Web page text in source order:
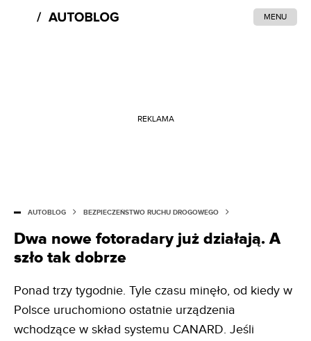
MENU
REKLAMA
AUTOBLOG BEZPIECZEŃSTWO RUCHU DROGOWEGO
Dwa nowe fotoradary już działają. A
szło tak dobrze
Ponad trzy tygodnie. Tyle czasu minęło, od kiedy w
Polsce uruchomiono ostatnie urządzenia
wchodzące w skład systemu CANARD. Jeśli